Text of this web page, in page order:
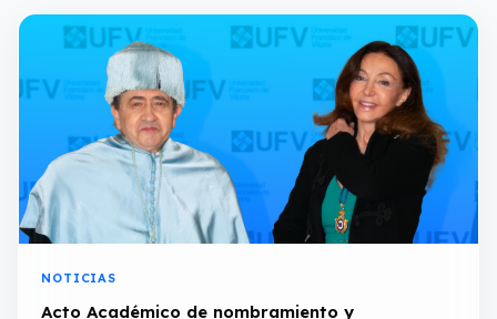
NOTICIAS
Acto Académico de nombramiento y